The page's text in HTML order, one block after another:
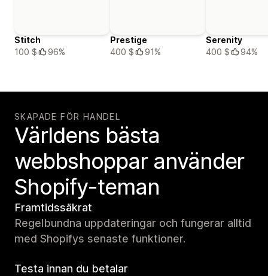
Stitch
100 $
96%
Prestige
400 $
91%
Serenity
400 $
94%
SKAPADE FÖR HANDEL
Världens bästa
webbshoppar använder
Shopify-teman
Framtidssäkrat
Regelbundna uppdateringar och fungerar alltid
med Shopifys senaste funktioner.
Testa innan du betalar